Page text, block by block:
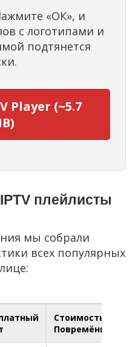
«ОК», и
с логотипами и
подтянется
Player (~5.7
плейлисты
мы собрали
всех популярных
Стоимость /
Повремёнка